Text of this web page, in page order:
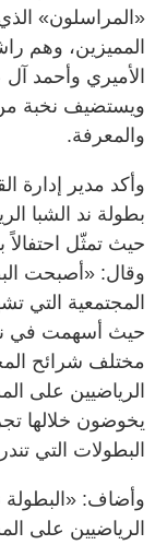
«المراسلون»
المميزين، وهم
الأميري وأحمد
ويستضيف نخبة
والمعرفة.
وأكد مدير إدارة
بطولة ند الشبا
حيث تمثّل احتفالاً
وقال: «أصبحت
المجتمعية التي
حيث أسهمت في
مختلف شرائح
الرياضيين على
يخوضون خلالها
البطولات التي
وأضاف:
الرياضيين على